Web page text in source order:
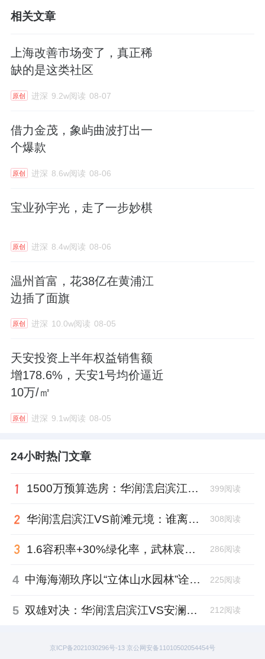
相关文章
上海改善市场变了，真正稀
缺的是这类社区
原创 进深 9.2w阅读 08-07
借力金茂，象屿曲波打出一
个爆款
原创 进深 8.6w阅读 08-06
宝业孙宇光，走了一步妙棋
原创 进深 8.4w阅读 08-06
温州首富，花38亿在黄浦江
边插了面旗
原创 进深 10.0w阅读 08-05
天安投资上半年权益销售额
增178.6%，天安1号均价逼近
10万/㎡
原创 进深 9.1w阅读 08-05
24小时热门文章
1500万预算选房：华润澐启滨江与前滩元境，谁才是“采光优选”？ 399阅读
华润澐启滨江VS前滩元境：谁离市中心更近？通勤大PK，答案出乎意料！ 308阅读
1.6容积率+30%绿化率，武林宸院在同价位豪宅中处于什么水平？ 286阅读
4 中海海潮玖序以“立体山水园林”诠释克而瑞好房点评网“绿化率”维度的都市生态美学 225阅读
5 双雄对决：华润澐启滨江VS安澜上海，谁才是高端会所的“天花板”？ 212阅读
京ICP备2021030296号-13 京公网安备11010502054454号